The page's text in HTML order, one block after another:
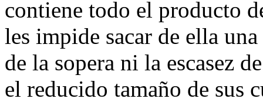
contiene todo el producto
les impide sacar de ella
de la sopera ni la escasez
el reducido tamaño de sus